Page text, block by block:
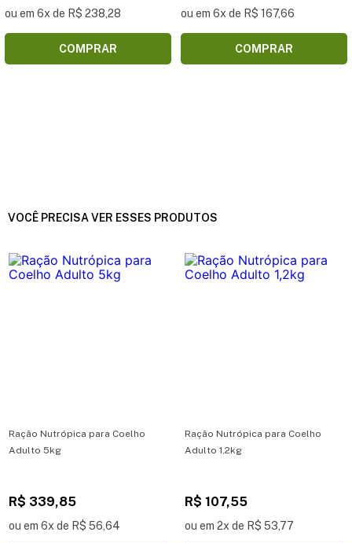
ou em 6x de R$ 238,28
COMPRAR
ou em 6x de R$ 167,66
COMPRAR
VOCÊ PRECISA VER ESSES PRODUTOS
Ração Nutrópica para Coelho
Adulto 5kg
R$ 339,85
ou em 6x de R$ 56,64
Ração Nutrópica para Coelho
Adulto 1,2kg
R$ 107,55
ou em 2x de R$ 53,77